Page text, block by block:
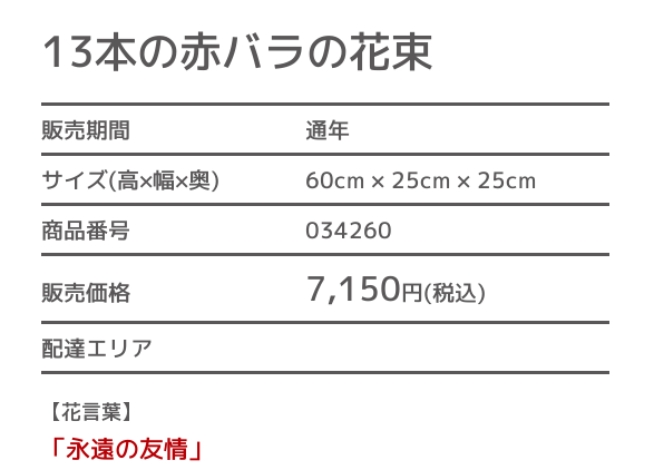
13本の赤バラの花束
販売期間 通年
サイズ(高×幅×奥) 60cm × 25cm × 25cm
商品番号 034260
販売価格 7,150円(税込)
配達エリア
【花言葉】
「永遠の友情」